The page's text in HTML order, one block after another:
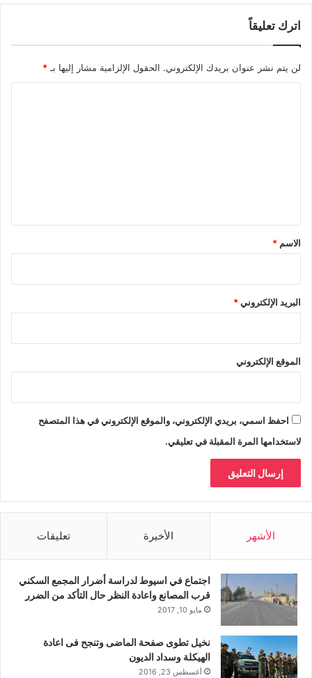
اترك تعليقاً
لن يتم نشر عنوان بريدك الإلكتروني. الحقول الإلزامية مشار إليها بـ *
*
الاسم *
البريد الإلكتروني*
الموقع الإلكتروني
احفظ اسمي، بريدي الإلكتروني، والموقع الإلكتروني في هذا المتصفح
لاستخدامها المرة المقبلة في تعليقي.
الأشهر الأخيرة تعليقات
اجتماع في اسيوط لدراسة أضرار المجمع السكني
قرب المصانع واعادة النظر حال التأكد من الضرر
مايو 10, 2017
نخيل تطوى صفحة الماضى وتنجح فى اعادة
الهيكلة وسداد الديون
أغسطس 23, 2016